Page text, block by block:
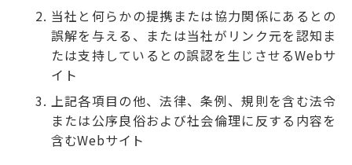
当社と何らかの提携または協力関係にあるとの
誤解を与える、または当社がリンク元を認知ま
たは支持しているとの誤認を生じさせるWebサ
イト
上記各項目の他、法律、条例、規則を含む法令
または公序良俗および社会倫理に反する内容を
含むWebサイト